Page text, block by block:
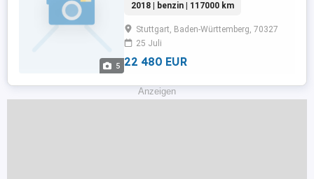
5
Scheinwerfer,Servolenkung,Elektrische
...
2018 | benzin | 117000 km
Stuttgart, Baden-Württemberg, 70327
25 Juli
22 480 EUR
Anzeigen